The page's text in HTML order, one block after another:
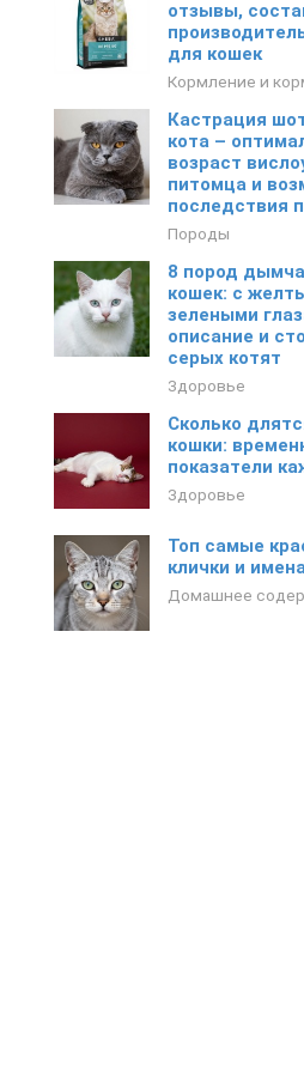
отзывы,
для кошек
Кормление и
Кастрация
кота –
возраст
питомца и
последствия
Породы
8 пород
кошек: с
зелеными
описание и
серых котят
Здоровье
Сколько
кошки:
показатели
Здоровье
Топ самые
клички и
Домашнее